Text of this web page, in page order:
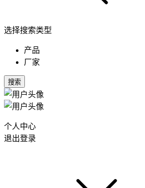
选择搜索类型
产品
厂家
搜索
个人中心
退出登录